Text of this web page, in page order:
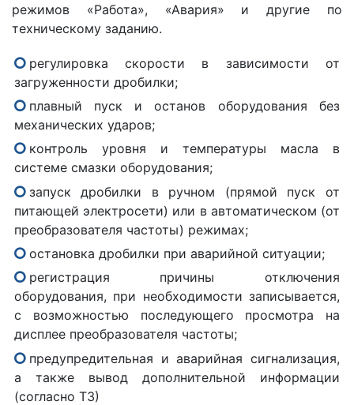
режимов «Работа», «Авария» и другие по
техническому заданию.
регулировка скорости в зависимости от
загруженности дробилки;
плавный пуск и останов оборудования без
механических ударов;
контроль уровня и температуры масла в
системе смазки оборудования;
запуск дробилки в ручном (прямой пуск от
питающей электросети) или в автоматическом (от
преобразователя частоты) режимах;
остановка дробилки при аварийной ситуации;
регистрация причины отключения
оборудования, при необходимости записывается,
с возможностью последующего просмотра на
дисплее преобразователя частоты;
предупредительная и аварийная сигнализация,
а также вывод дополнительной информации
(согласно ТЗ)